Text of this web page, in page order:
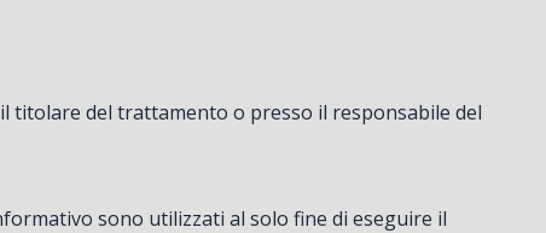
titolare del trattamento o presso il responsabile del
sono utilizzati al solo fine di eseguire il